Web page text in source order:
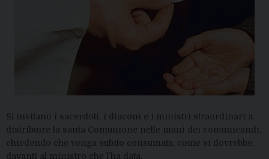
Si invitano i sacerdoti, i diaconi e i ministri straordinari a
distribuire la santa Comunione nelle mani dei comunicandi,
chiedendo che venga subito consumata, come si dovrebbe,
davanti al ministro che l’ha data.